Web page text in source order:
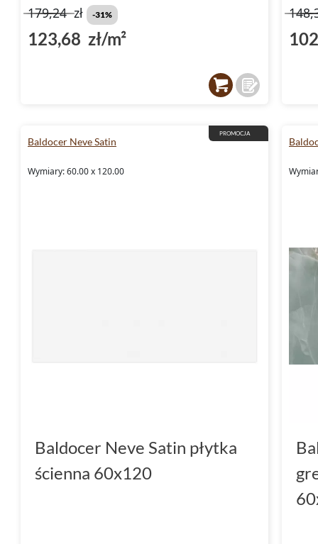
179,24zł -31%
123,68 zł/m²
PROMOCJA
Baldocer Neve Satin
Wymiary: 60.00 x 120.00
Baldocer Neve Satin płytka
ścienna 60x120